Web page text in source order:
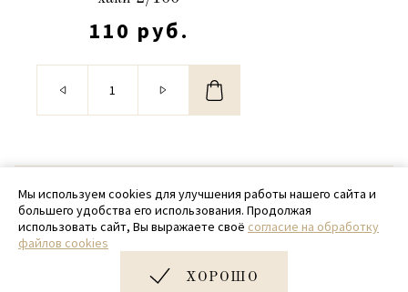
110 руб.
© 2020 - 2026 SamPack
+ 7 (918) 699-97-87
zakaz@sampack.store
Дизайн и разработка сайта
Мы используем cookies для улучшения работы нашего сайта и
большего удобства его использования. Продолжая
использовать сайт, Вы выражаете своё согласие на обработку
файлов cookies
ХОРОШО